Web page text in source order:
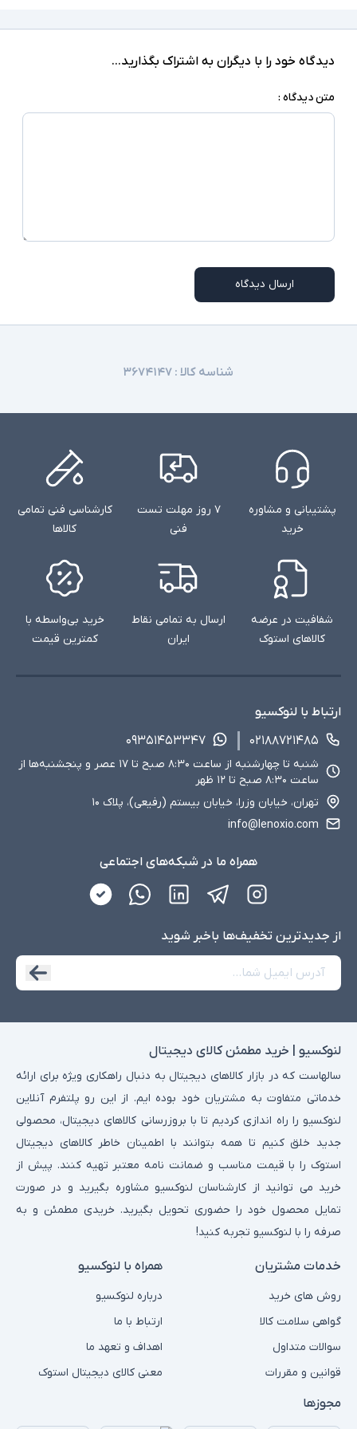
دیدگاه خود را با دیگران به اشتراک بگذارید...
متن دیدگاه :
ارسال دیدگاه
شناسه کالا : ۳۶۷۴۱۴۷
پشتیبانی و مشاوره
خرید
۷ روز مهلت تست
فنی
کارشناسی فنی تمامی
کالاها
شفافیت در عرضه
کالاهای استوک
ارسال به تمامی نقاط
ایران
خرید بی‌واسطه با
کمترین قیمت
ارتباط با لنوکسیو
۰۲۱۸۸۷۲۱۴۸۵
۰۹۳۵۱۴۵۳۳۴۷
شنبه تا چهارشنبه از ساعت ۸:۳۰ صبح تا ۱۷ عصر و پنجشنبه‌ها از
ساعت ۸:۳۰ صبح تا ۱۲ ظهر
تهران، خیابان وزرا، خیابان بیستم (رفیعی)، پلاک ۱۰
info@lenoxio.com
همراه ما در شبکه‌های اجتماعی
از جدید‌ترین تخفیف‌ها با‌خبر شوید
لنوکسیو | خرید مطمئن کالای دیجیتال
سالهاست که در بازار کالاهای دیجیتال به دنبال راهکاری ویژه برای ارائه
خدماتی متفاوت به مشتریان خود بوده ایم. از این رو پلتفرم آنلاین
لنوکسیو را راه اندازی کردیم تا با بروزرسانی کالاهای دیجیتال، محصولی
جدید خلق کنیم تا همه بتوانند با اطمینان خاطر کالاهای دیجیتال
استوک را با قیمت مناسب و ضمانت نامه معتبر تهیه کنند. پیش از
خرید می توانید از کارشناسان لنوکسیو مشاوره بگیرید و در صورت
تمایل محصول خود را حضوری تحویل بگیرید. خریدی مطمئن و به
صرفه را با لنوکسیو تجربه کنید!
خدمات مشتریان
روش های خرید
گواهی سلامت کالا
سوالات متداول
قوانین و مقررات
همراه با لنوکسیو
درباره لنوکسیو
ارتباط با ما
اهداف و تعهد ما
معنی کالای دیجیتال استوک
مجوزها